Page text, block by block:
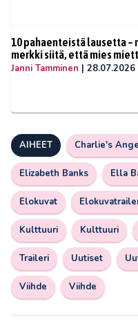
10 pahaenteistä lausetta –
merkki siitä, että mies
Janni Tamminen | 28.07.2026
AIHEET Charlie's
Elizabeth Banks Ella
Elokuvat
Kulttuuri Kulttuuri
Traileri Uutiset
Viihde Viihde